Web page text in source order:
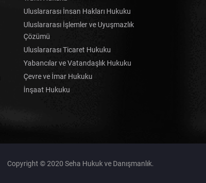
Uluslararası İnsan Hakları Hukuku
Uluslararası İşlemler ve Uyuşmazlık
Çözümü
Uluslararası Ticaret Hukuku
Yabancılar ve Vatandaşlık Hukuku
Çevre ve İmar Hukuku
İnşaat Hukuku
Copyright © 2020 Seha Hukuk ve Danışmanlık.